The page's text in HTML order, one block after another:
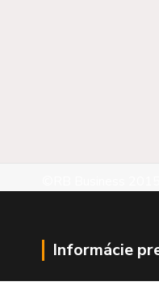
Informácie